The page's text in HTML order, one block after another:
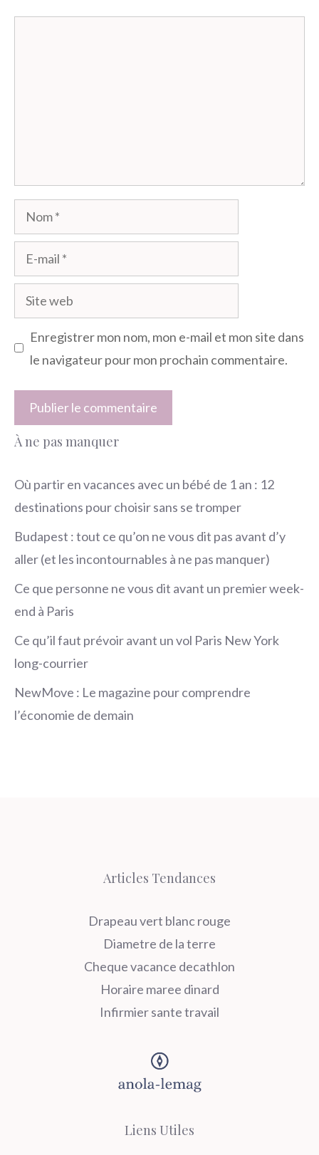
Nom
mail
Site
web
Enregistrer mon nom, mon e-mail et mon site dans
le navigateur pour mon prochain commentaire.
À ne pas manquer
Où partir en vacances avec un bébé de 1 an : 12
destinations pour choisir sans se tromper
Budapest : tout ce qu’on ne vous dit pas avant d’y
aller (et les incontournables à ne pas manquer)
Ce que personne ne vous dit avant un premier week-
end à Paris
Ce qu’il faut prévoir avant un vol Paris New York
long-courrier
NewMove : Le magazine pour comprendre
l’économie de demain
Articles Tendances
Drapeau vert blanc rouge
Diametre de la terre
Cheque vacance decathlon
Horaire maree dinard
Infirmier sante travail
Liens Utiles